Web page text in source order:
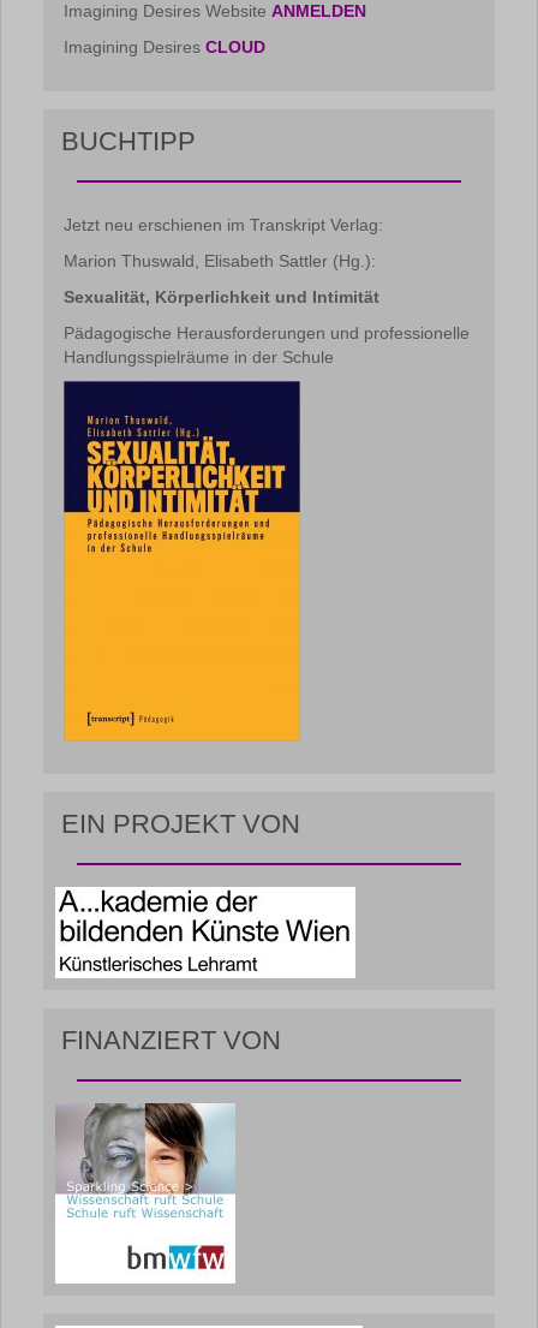
Imagining Desires Website ANMELDEN
Imagining Desires CLOUD
BUCHTIPP
Jetzt neu erschienen im Transkript Verlag:
Marion Thuswald, Elisabeth Sattler (Hg.):
Sexualität, Körperlichkeit und Intimität
Pädagogische Herausforderungen und professionelle
Handlungsspielräume in der Schule
EIN PROJEKT VON
FINANZIERT VON